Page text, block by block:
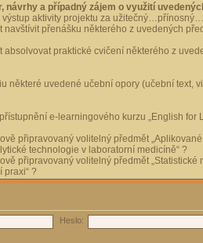
návrhy a případný zájem o využití
výstup aktivity projektu za
navštívit přenášku některého z uvedených
absolvovat praktické cvičení některého z
některé uvedené učební opory (učební text,
e-learningového kurzu „English for
připravovaný volitelný předmět „Aplikované
technologie v laboratorní medicíně“ ?
připravovaný volitelný předmět „Statistické
praxi“ ?
Heslo: